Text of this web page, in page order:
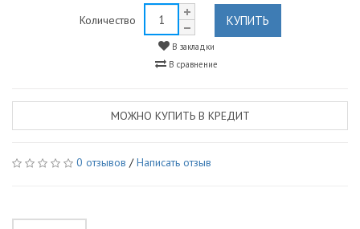
Количество КУПИТЬ
В закладки
В сравнение
МОЖНО КУПИТЬ В КРЕДИТ
0 отзывов /Написать отзыв